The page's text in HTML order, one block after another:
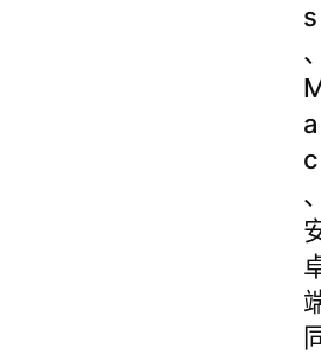
s
a
c